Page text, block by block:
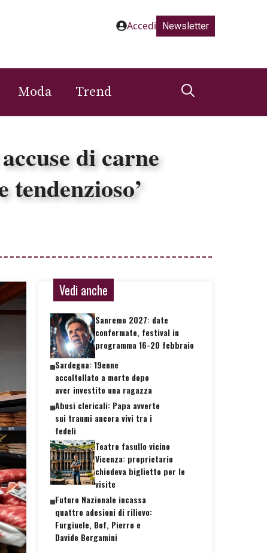
Accedi Newsletter
Moda Trend
di carne
Vedi anche
Sanremo 2027: date
confermate, festival in
programma 16-20 febbraio
Sardegna: 19enne
accoltellato a morte dopo
aver investito una ragazza
Abusi clericali: Papa avverte
sui traumi ancora vivi tra i
fedeli
Teatro fasullo vicino
Vicenza: proprietario
chiedeva biglietto per le
visite
Futuro Nazionale incassa
quattro adesioni di rilievo:
Furgiuele, Bof, Pierro e
Davide Bergamini